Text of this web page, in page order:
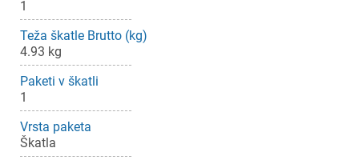
1
Teža škatle Brutto (kg)
4.93 kg
Paketi v škatli
1
Vrsta paketa
Škatla